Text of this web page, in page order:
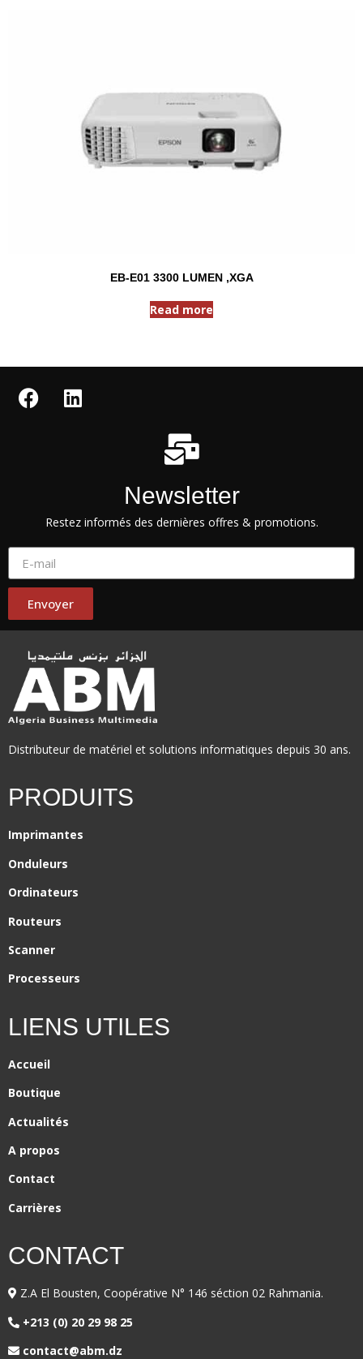
EB-E01 3300 LUMEN ,XGA
Read more
Newsletter
Restez informés des dernières offres & promotions.
Envoyer
Distributeur de matériel et solutions informatiques depuis 30 ans.
PRODUITS
Imprimantes
Onduleurs
Ordinateurs
Routeurs
Scanner
Processeurs
LIENS UTILES
Accueil
Boutique
Actualités
A propos
Contact
Carrières
CONTACT
Z.A El Bousten, Coopérative N° 146 séction 02 Rahmania.
+213 (0) 20 29 98 25
contact@abm.dz